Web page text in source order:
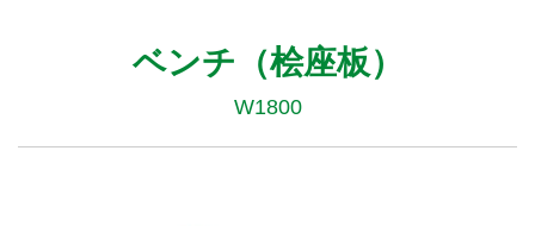
ベンチ（桧座板）
W1800